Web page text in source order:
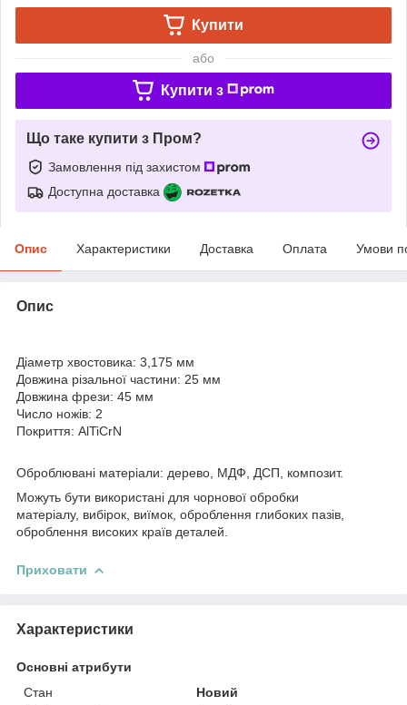
Купити
або
Купити з
Що таке купити з Пром?
Замовлення під захистом
Доступна доставка
Опис Характеристики Доставка Оплата Умови
Опис
Діаметр хвостовика: 3,175 мм
Довжина різальної частини: 25 мм
Довжина фрези: 45 мм
Число ножів: 2
Покриття: AlTiCrN
Оброблювані матеріали: дерево, МДФ, ДСП, композит.
Можуть бути використані для чорнової обробки
матеріалу, вибірок, виїмок, оброблення глибоких пазів,
оброблення високих країв деталей.
Приховати
Характеристики
Основні атрибути
Стан
Новий